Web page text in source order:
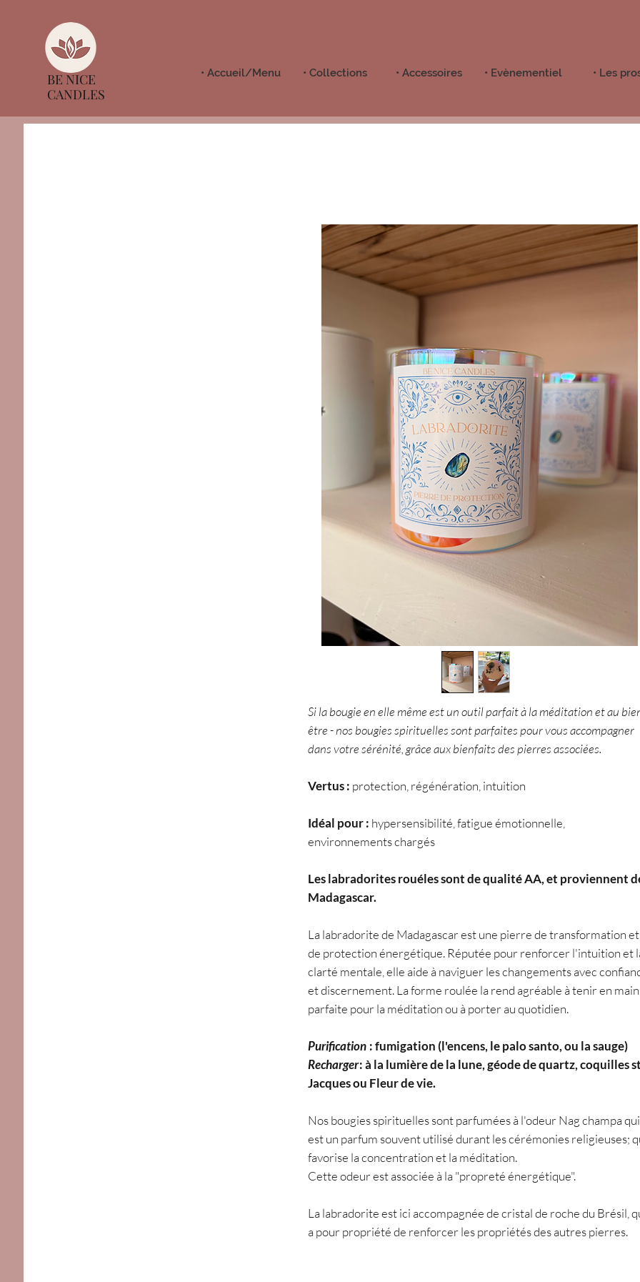
BE NICE
CANDLES
• Accueil/Menu • Collections • Accessoires • Evènementiel • Les
Si la bougie en elle même est un outil parfait à la méditation et au
être - nos bougies spirituelles sont parfaites pour vous accompagner
dans votre sérénité, grâce aux bienfaits des pierres associées.
Vertus : protection, régénération, intuition
Idéal pour : hypersensibilité, fatigue émotionnelle,
environnements chargés
Les labradorites rouéles sont de qualité AA, et proviennent
Madagascar.
La labradorite de Madagascar est une pierre de transformation et
de protection énergétique. Réputée pour renforcer l'intuition et
clarté mentale, elle aide à naviguer les changements avec
et discernement. La forme roulée la rend agréable à tenir en main,
parfaite pour la méditation ou à porter au quotidien.
Purification : fumigation (l'encens, le palo santo, ou la sauge)
Recharger: à la lumière de la lune, géode de quartz, coquilles st
Jacques ou Fleur de vie.
Nos bougies spirituelles sont parfumées à l'odeur Nag champa qui
est un parfum souvent utilisé durant les cérémonies religieuses;
favorise la concentration et la méditation.
Cette odeur est associée à la "propreté énergétique".
La labradorite est ici accompagnée de cristal de roche du Brésil,
a pour propriété de renforcer les propriétés des autres pierres.